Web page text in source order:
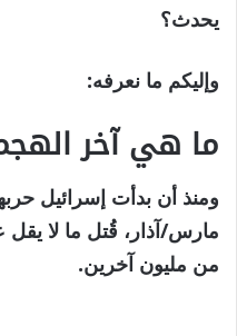
من
عناصر
القائمة
يحدث؟
وإليكم ما نعرفه:
ما هي آخر
ومنذ أن بدأت إسرائيل
من مليون آخرين.